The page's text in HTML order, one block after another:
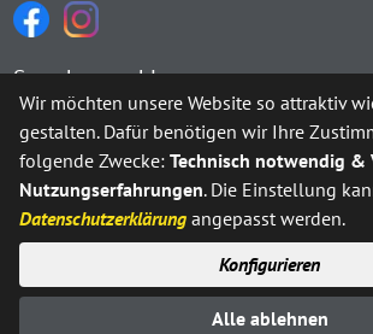
Sprachauswahl
Möchten Sie vonGoogle Translate
Ja Immer
Impressum
Wir möchten unsere Website so attraktiv
gestalten. Dafür benötigen wir Ihre
folgende Zwecke:Technisch notwendig &
Nutzungserfahrungen. Die Einstellung
Datenschutzerklärung angepasst werden.
Konfigurieren
Alle ablehnen